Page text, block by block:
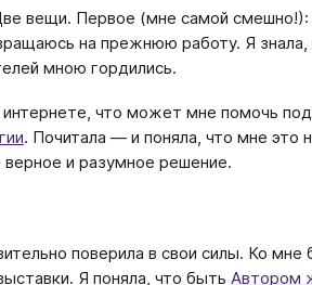
вещи. Первое (мне самой смешно!):
на прежнюю работу. Я
мною гордились.
что может мне помочь
. Почитала — и поняла, что мне это
и разумное решение.
поверила в свои силы. Ко
Я поняла, что быть Автором